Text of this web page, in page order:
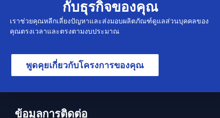
กับธุรกิจของคุณ
เราช่วยคุณหลีกเลี่ยงปัญหาและส่งมอบผลิตภัณฑ์ดูแลส่วนบุคคลของ
คุณตรงเวลาและตรงตามงบประมาณ
พูดคุยเกี่ยวกับโครงการของคุณ
ข้อมูลการติดต่อ